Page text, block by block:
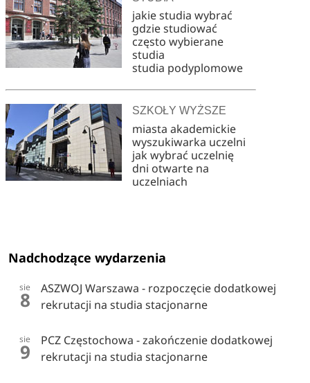
jakie studia wybrać
gdzie studiować
często wybierane
studia
studia podyplomowe
SZKOŁY WYŻSZE
miasta akademickie
wyszukiwarka uczelni
jak wybrać uczelnię
dni otwarte na
uczelniach
Nadchodzące wydarzenia
sie
8
ASZWOJ Warszawa - rozpoczęcie dodatkowej
rekrutacji na studia stacjonarne
sie
9
PCZ Częstochowa - zakończenie dodatkowej
rekrutacji na studia stacjonarne